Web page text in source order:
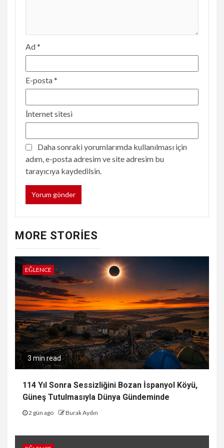
Ad*
E-posta*
İnternet sitesi
Daha sonraki yorumlarımda kullanılması için
adım, e-posta adresim ve site adresim bu
tarayıcıya kaydedilsin.
MORE STORIES
EĞLENCE
3 min read
114 Yıl Sonra Sessizliğini Bozan İspanyol Köyü,
Güneş Tutulmasıyla Dünya Gündeminde
2 gün ago Burak Aydın